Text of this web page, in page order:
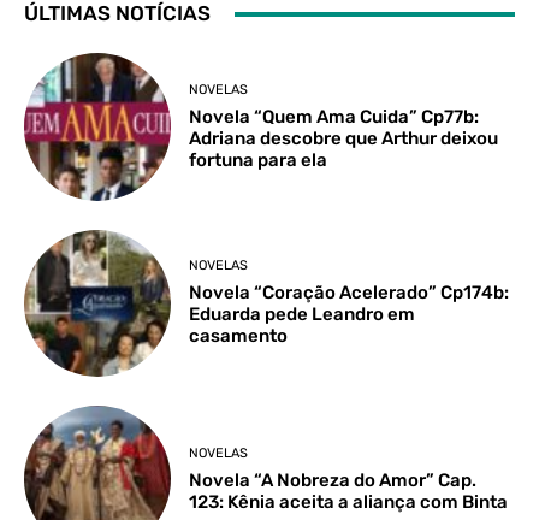
ÚLTIMAS NOTÍCIAS
NOVELAS
Novela “Quem Ama Cuida” Cp77b:
Adriana descobre que Arthur deixou
fortuna para ela
NOVELAS
Novela “Coração Acelerado” Cp174b:
Eduarda pede Leandro em
casamento
NOVELAS
Novela “A Nobreza do Amor” Cap.
123: Kênia aceita a aliança com Binta